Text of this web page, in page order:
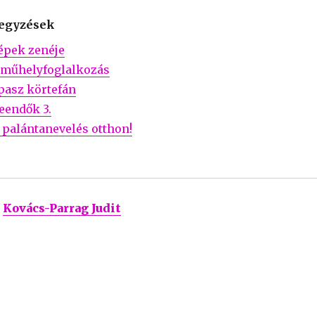
zenéje
körtefán
3.
otthon!
Kovács-Parrag Judit